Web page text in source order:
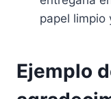
papel limpio
Ejemplo